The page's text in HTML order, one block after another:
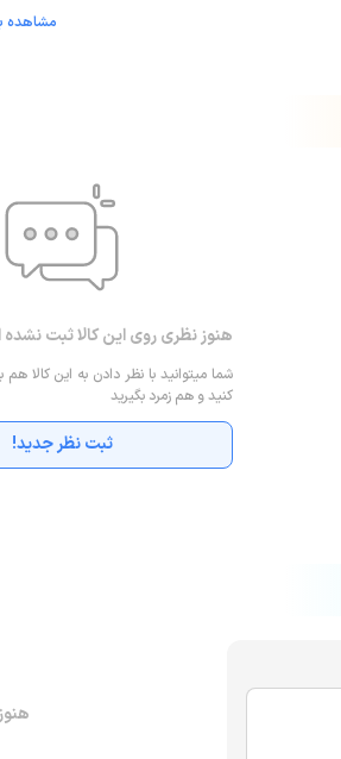
مشاهده
هنوز نظری روی این کالا ثبت
شما میتوانید با نظر دادن به این کالا هم
کنید و هم زمرد بگیرید
ثبت نظر جدید!